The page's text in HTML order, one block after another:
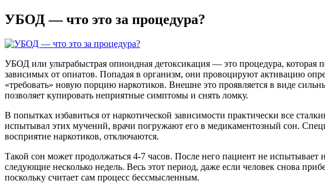
УБОД — что это за процедура?
УБОД или ультрабыстрая опиоидная детоксикация — это процедура, которая
зависимых от опиатов. Попадая в организм, они провоцируют активацию
«требовать» новую порцию наркотиков. Внешне это проявляется в виде
позволяет купировать неприятные симптомы и снять ломку.
В попытках избавиться от наркотической зависимости практически все
испытывал этих мучений, врачи погружают его в медикаментозный сон.
восприятие наркотиков, отключаются.
Такой сон может продолжаться 4-7 часов. После него пациент не
следующие несколько недель. Весь этот период, даже если человек снова
поскольку считает сам процесс бессмысленным.